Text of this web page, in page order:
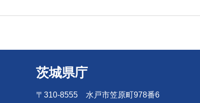
茨城県庁
〒310-8555 水戸市笠原町978番6